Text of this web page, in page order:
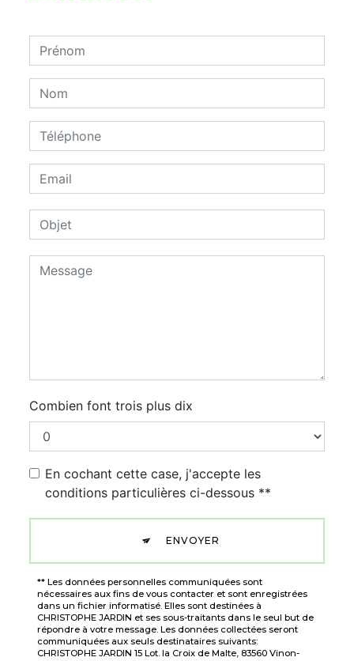
Combien font trois plus dix
En cochant cette case, j'accepte les
conditions particulières ci-dessous **
ENVOYER
** Les données personnelles communiquées sont
nécessaires aux fins de vous contacter et sont enregistrées
dans un fichier informatisé. Elles sont destinées à
CHRISTOPHE JARDIN et ses sous-traitants dans le seul but de
répondre à votre message. Les données collectées seront
communiquées aux seuls destinataires suivants:
CHRISTOPHE JARDIN 15 Lot. la Croix de Malte, 83560 Vinon-